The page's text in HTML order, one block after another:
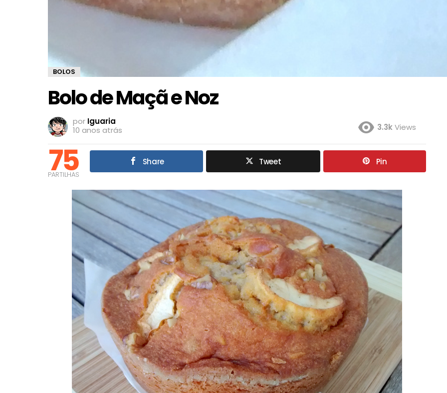
BOLOS
Bolo de Maçã e Noz
por Iguaria
10 anos atrás
3.3kViews
75
PARTILHAS
Share Tweet Pin